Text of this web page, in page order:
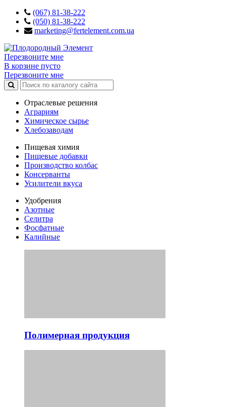
(067) 81-38-222
(050) 81-38-222
marketing@fertelement.com.ua
Перезвоните мне
В корзине пусто
Перезвоните мне
Отраслевые решения
Аграриям
Химическое сырье
Хлебозаводам
Пищевая химия
Пищевые добавки
Производство колбас
Консерванты
Усилители вкуса
Удобрения
Азотные
Селитра
Фосфатные
Калийные
Полимерная продукция